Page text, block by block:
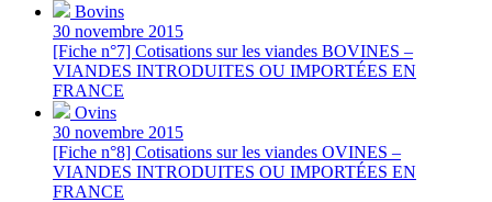
Bovins
30 novembre 2015
[Fiche n°7] Cotisations sur les viandes BOVINES –
VIANDES INTRODUITES OU IMPORTÉES EN
FRANCE
Ovins
30 novembre 2015
[Fiche n°8] Cotisations sur les viandes OVINES –
VIANDES INTRODUITES OU IMPORTÉES EN
FRANCE